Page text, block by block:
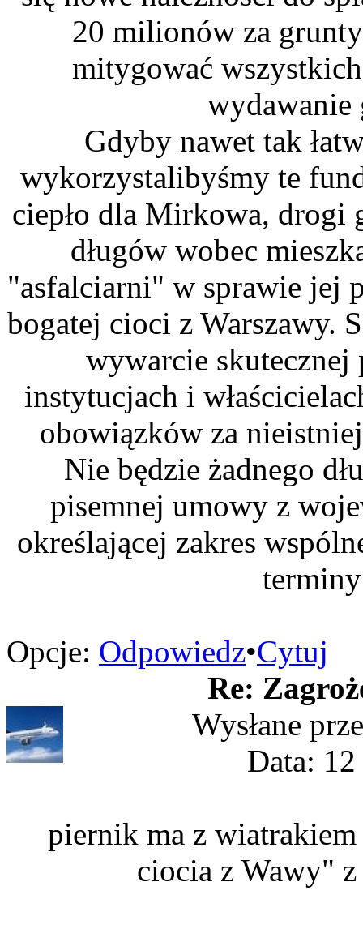
20 milionów za
mitygować
wydawanie
Gdyby nawet tak
wykorzystalibyśmy te
ciepło dla Mirkowa, drogi
długów wobec
"asfalciarni" w sprawie jej
bogatej cioci z Warszawy.
wywarcie
instytucjach i
obowiązków za
Nie będzie żadnego
pisemnej umowy z
określającej zakres
Opcje: Odpowiedz•Cytuj
Re:
Wysłane
Data:
piernik ma z
ciocia z Wawy"